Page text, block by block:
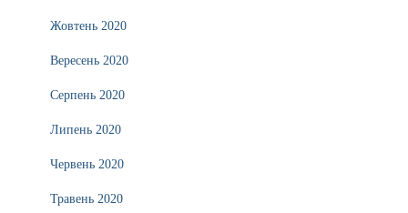
Жовтень 2020
Вересень 2020
Серпень 2020
Липень 2020
Червень 2020
Травень 2020